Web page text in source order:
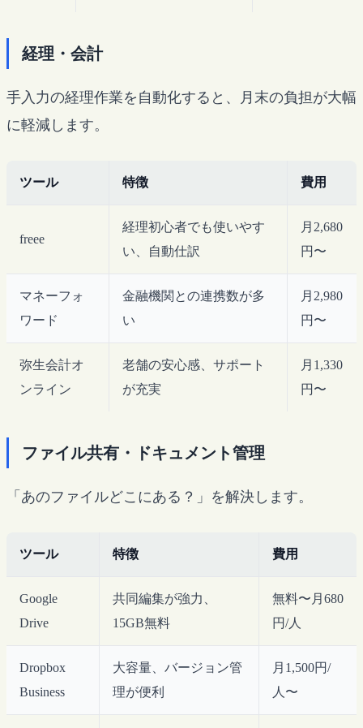
経理・会計
手入力の経理作業を自動化すると、月末の負担が大幅
に軽減します。
ツール 特徴 費用
freee
経理初心者でも使いやす
い、自動仕訳
月2,680
円〜
マネーフォ
ワード
金融機関との連携数が多
い
月2,980
円〜
弥生会計オ
ンライン
老舗の安心感、サポート
が充実
月1,330
円〜
ファイル共有・ドキュメント管理
「あのファイルどこにある？」を解決します。
ツール 特徴 費用
Google
Drive
共同編集が強力、
15GB無料
無料〜月680
円/人
Dropbox
Business
大容量、バージョン管
理が便利
月1,500円/
人〜